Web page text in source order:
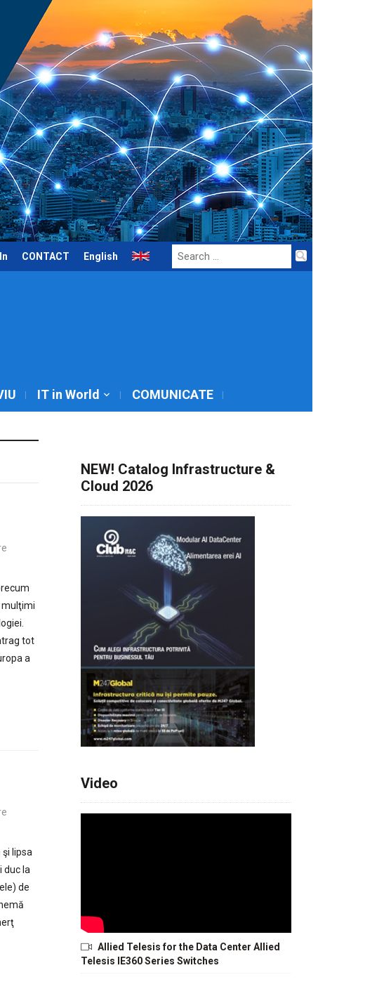
CONTACT English
Search
for:
IT in World COMUNICATE
mulţimi
tot
a
lipsa
duc la
de
NEW! Catalog Infrastructure &
Cloud 2026
Video
Allied Telesis for the Data Center Allied
Telesis IE360 Series Switches